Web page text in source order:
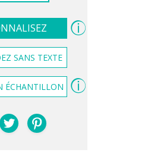
SANS TEXTE
ÉCHANTILLON